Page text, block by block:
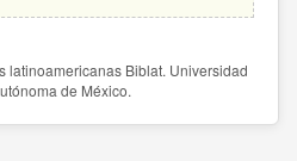
latinoamericanas Biblat. Universidad
de México.